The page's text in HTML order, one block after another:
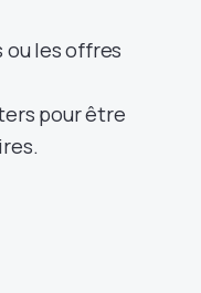
les offres
pour être